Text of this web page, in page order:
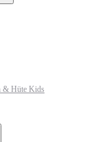
& Hüte Kids